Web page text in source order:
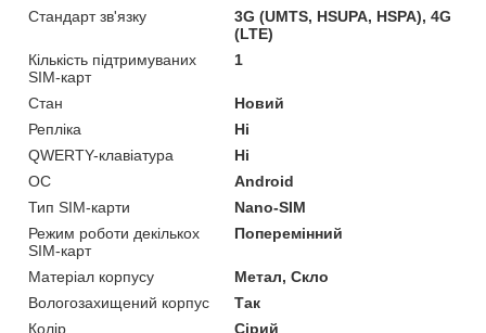
Стандарт зв'язку
3G (UMTS, HSUPA, HSPA), 4G
(LTE)
Кількість підтримуваних
SIM-карт
1
Стан
Новий
Репліка
Ні
QWERTY-клавіатура
Ні
ОС
Android
Тип SIM-карти
Nano-SIM
Режим роботи декількох
SIM-карт
Поперемінний
Матеріал корпусу
Метал, Скло
Вологозахищений корпус
Так
Колір
Сірий